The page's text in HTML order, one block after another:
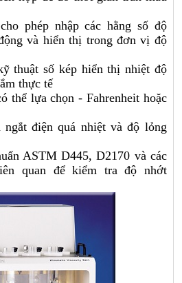
phép nhập các hằng số độ
và hiển thị trong đơn vị độ
thuật số kép hiển thị nhiệt độ
thực tế
thể lựa chọn - Fahrenheit hoặc
ngắt điện quá nhiệt và độ lỏng
ASTM D445, D2170 và các
quan để kiểm tra độ nhớt